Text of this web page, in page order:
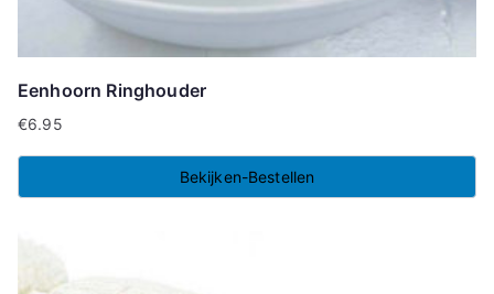
Eenhoorn Ringhouder
€6.95
Bekijken-Bestellen